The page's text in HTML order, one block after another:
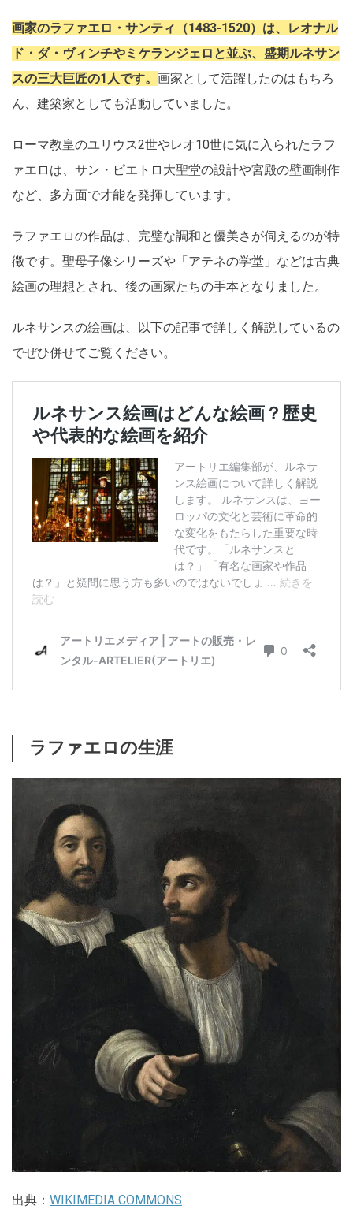
画家のラファエロ・サンティ（1483-1520）は、レオナル
ド・ダ・ヴィンチやミケランジェロと並ぶ、盛期ルネサン
スの三大巨匠の1人です。 画家として活躍したのはもちろ
ん、建築家としても活動していました。
ローマ教皇のユリウス2世やレオ10世に気に入られたラフ
ァエロは、サン・ピエトロ大聖堂の設計や宮殿の壁画制作
など、多方面で才能を発揮しています。
ラファエロの作品は、完璧な調和と優美さが伺えるのが特
徴です。聖母子像シリーズや「アテネの学堂」などは古典
絵画の理想とされ、後の画家たちの手本となりました。
ルネサンスの絵画は、以下の記事で詳しく解説しているの
でぜひ併せてご覧ください。
ラファエロの生涯
出典： WIKIMEDIA COMMONS